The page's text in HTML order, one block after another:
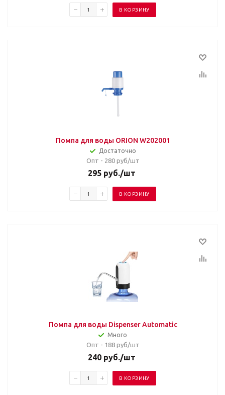
В КОРЗИНУ
Помпа для воды ORION W202001
Достаточно
Опт - 280 руб/шт
295 руб./шт
В КОРЗИНУ
Помпа для воды Dispenser Automatic
Много
Опт - 188 руб/шт
240 руб./шт
В КОРЗИНУ